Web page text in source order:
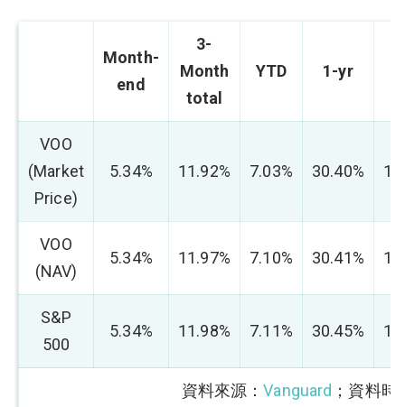
Month-
end
3-
Month
total
YTD 1-yr
VOO
(Market
Price)
5.34% 11.92% 7.03% 30.40%
VOO
(NAV)
5.34% 11.97% 7.10% 30.41%
S&P
500
5.34% 11.98% 7.11% 30.45%
資料來源：Vanguard ；資料